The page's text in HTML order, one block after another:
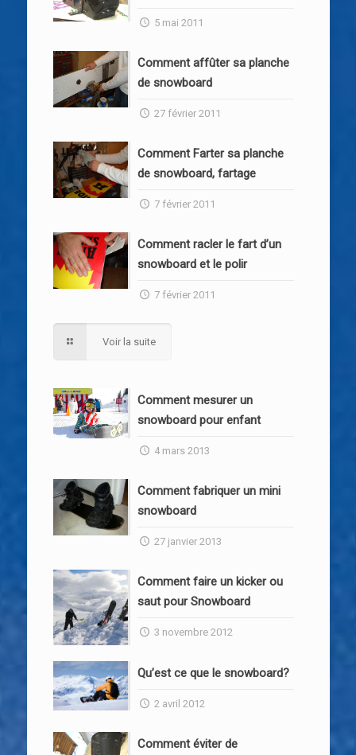
5 mai 2011
Comment affûter sa planche
de snowboard
27 février 2011
Comment Farter sa planche
de snowboard, fartage
7 février 2011
Comment racler le fart d’un
snowboard et le polir
7 février 2011
Voir la suite
Comment mesurer un
snowboard pour enfant
4 mars 2013
Comment fabriquer un mini
snowboard
27 janvier 2013
Comment faire un kicker ou
saut pour Snowboard
3 novembre 2012
Qu’est ce que le snowboard?
2 avril 2012
Comment éviter de